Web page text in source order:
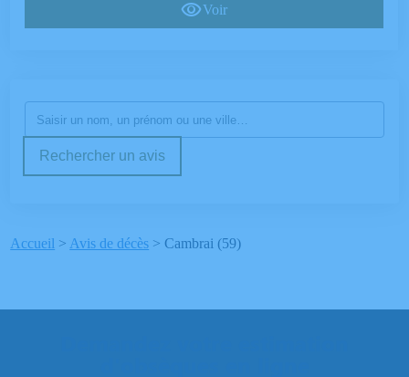
Voir
Rechercher un avis
Accueil > Avis de décès > Cambrai (59)